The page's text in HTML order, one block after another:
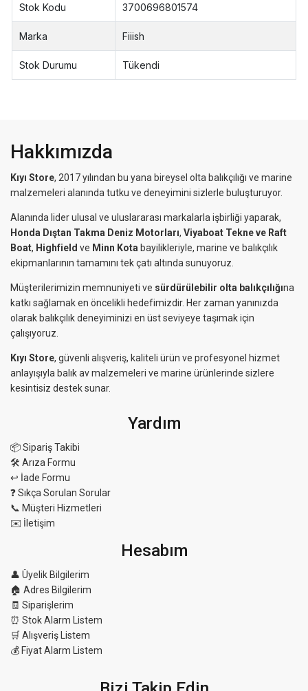
Stok Kodu 3700696801574
Marka Fiiish
Stok Durumu Tükendi
Hakkımızda
Kıyı Store, 2017 yılından bu yana bireysel olta balıkçılığı ve marine
malzemeleri alanında tutku ve deneyimini sizlerle buluşturuyor.
Alanında lider ulusal ve uluslararası markalarla işbirliği yaparak,
Honda Dıştan Takma Deniz Motorları, Viyaboat Tekne ve Raft
Boat, Highfield ve Minn Kota bayilikleriyle, marine ve balıkçılık
ekipmanlarının tamamını tek çatı altında sunuyoruz.
Müşterilerimizin memnuniyeti ve sürdürülebilir olta balıkçılığına
katkı sağlamak en öncelikli hedefimizdir. Her zaman yanınızda
olarak balıkçılık deneyiminizi en üst seviyeye taşımak için
çalışıyoruz.
Kıyı Store, güvenli alışveriş, kaliteli ürün ve profesyonel hizmet
anlayışıyla balık av malzemeleri ve marine ürünlerinde sizlere
kesintisiz destek sunar.
Yardım
📦 Sipariş Takibi
🛠 Arıza Formu
↩️ İade Formu
❓ Sıkça Sorulan Sorular
📞 Müşteri Hizmetleri
✉️ İletişim
Hesabım
👤 Üyelik Bilgilerim
🏠 Adres Bilgilerim
🧾 Siparişlerim
⏰ Stok Alarm Listem
🛒 Alışveriş Listem
💰 Fiyat Alarm Listem